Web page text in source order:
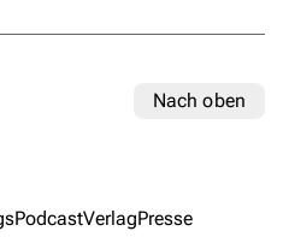
Nach oben
PodcastVerlagPresse